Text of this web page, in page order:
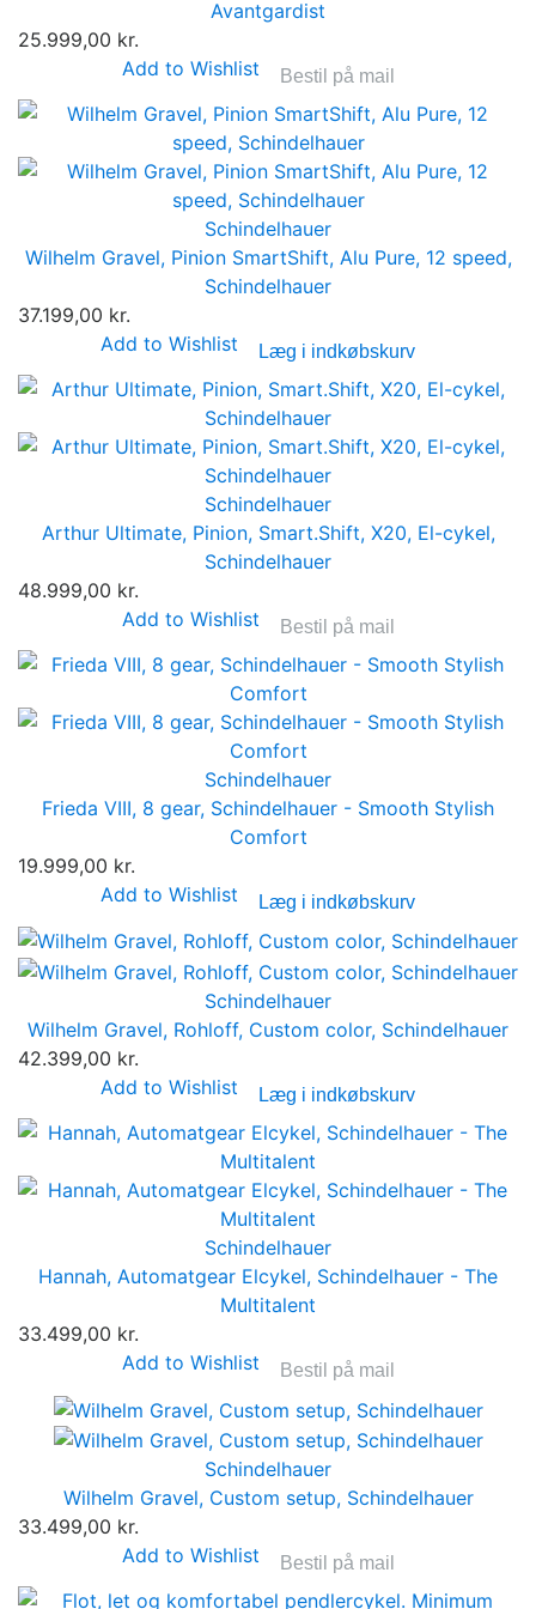
Avantgardist
25.999,00 kr.
Add to Wishlist
Bestil på mail
Schindelhauer
Wilhelm Gravel, Pinion SmartShift, Alu Pure, 12 speed,
Schindelhauer
37.199,00 kr.
Add to Wishlist
Læg i indkøbskurv
Schindelhauer
Arthur Ultimate, Pinion, Smart.Shift, X20, El-cykel,
Schindelhauer
48.999,00 kr.
Add to Wishlist
Bestil på mail
Schindelhauer
Frieda VIII, 8 gear, Schindelhauer - Smooth Stylish
Comfort
19.999,00 kr.
Add to Wishlist
Læg i indkøbskurv
Schindelhauer
Wilhelm Gravel, Rohloff, Custom color, Schindelhauer
42.399,00 kr.
Add to Wishlist
Læg i indkøbskurv
Schindelhauer
Hannah, Automatgear Elcykel, Schindelhauer - The
Multitalent
33.499,00 kr.
Add to Wishlist
Bestil på mail
Schindelhauer
Wilhelm Gravel, Custom setup, Schindelhauer
33.499,00 kr.
Add to Wishlist
Bestil på mail